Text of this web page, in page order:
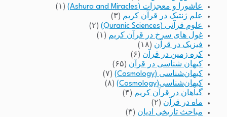
عاشورا و معجزات (Ashura and Miracles)
(۱)
علم ژنتیک در قرآن کریم (۳)
علوم قرآنی (Quranic Sciences)
(۲)
غول های سرخ در قرآن کریم (۱)
فیزیک در قرآن (۱۸)
کره زمین در قرآن (۶)
کیهان شناسی در قرآن (۶۵)
کیهان‌شناسی (Cosmology)
(۷)
کیهان‌شناسی(Cosmology)
(۸)
گیاهان در قرآن کریم (۴)
ماه در قرآن (۲)
مباحث تاریخی ادیان (۳)